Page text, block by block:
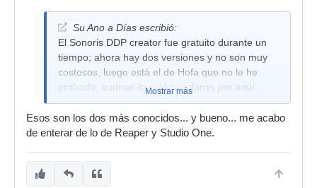
Su Ano a Días escribió:
El Sonoris DDP creator fue gratuito durante un
tiempo; ahora hay dos versiones y no son muy
costosos, luego está el de Hofa que no le he
probado, auqnue lo recomendaron por aquí.
Mostrar más
Esos son los dos más conocidos... y bueno... me acabo
de enterar de lo de Reaper y Studio One.